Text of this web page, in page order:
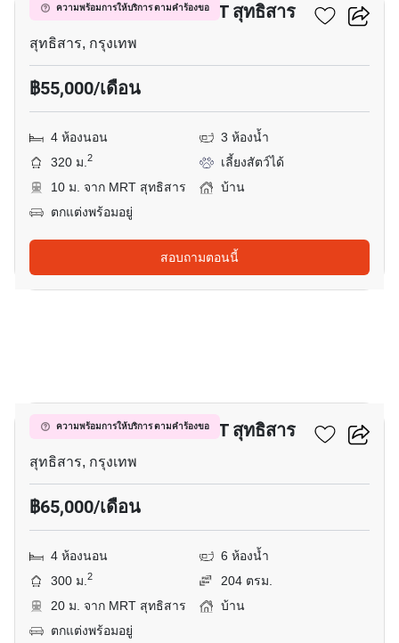
ความพร้อมการให้บริการ ตามคำร้องขอ
บ้าน 4-ห้องนอน ใกล้ MRT สุทธิสาร
สุทธิสาร, กรุงเทพ
฿55,000/เดือน
4 ห้องนอน
3 ห้องน้ำ
320 ม.2
เลี้ยงสัตว์ได้
10 ม. จาก MRT สุทธิสาร
บ้าน
ตกแต่งพร้อมอยู่
สอบถามตอนนี้
ความพร้อมการให้บริการ ตามคำร้องขอ
บ้าน 4-ห้องนอน ใกล้ MRT สุทธิสาร
สุทธิสาร, กรุงเทพ
฿65,000/เดือน
4 ห้องนอน
6 ห้องน้ำ
300 ม.2
204 ตรม.
20 ม. จาก MRT สุทธิสาร
บ้าน
ตกแต่งพร้อมอยู่